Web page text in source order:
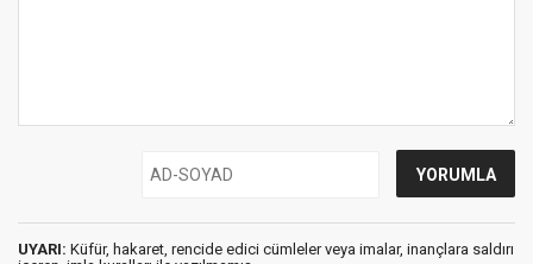
UYARI: Küfür, hakaret, rencide edici cümleler veya imalar, inançlara saldırı